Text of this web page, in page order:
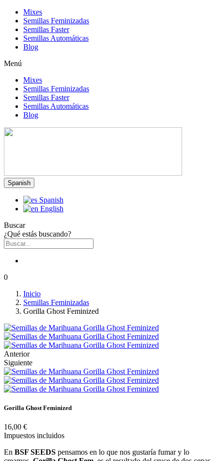
Mixes
Semillas Feminizadas
Semillas Faster
Semillas Automáticas
Blog
Menú
Mixes
Semillas Feminizadas
Semillas Faster
Semillas Automáticas
Blog
Spanish
Spanish
English
Buscar
¿Qué estás buscando?
0
Inicio
Semillas Feminizadas
Gorilla Ghost Feminized
Anterior
Siguiente
Gorilla Ghost Feminized
16,00 €
Impuestos incluidos
En BSF SEEDS pensamos en lo que nos gustaría fumar y lo